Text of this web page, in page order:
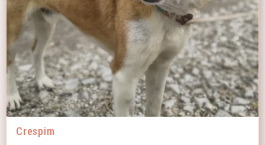
Crespim